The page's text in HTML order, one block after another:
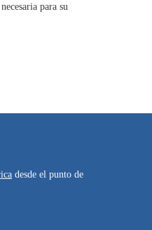
para su
desde el punto de